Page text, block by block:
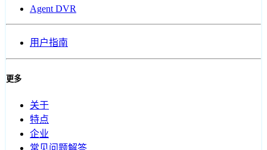
Agent DVR
用户指南
更多
关于
特点
企业